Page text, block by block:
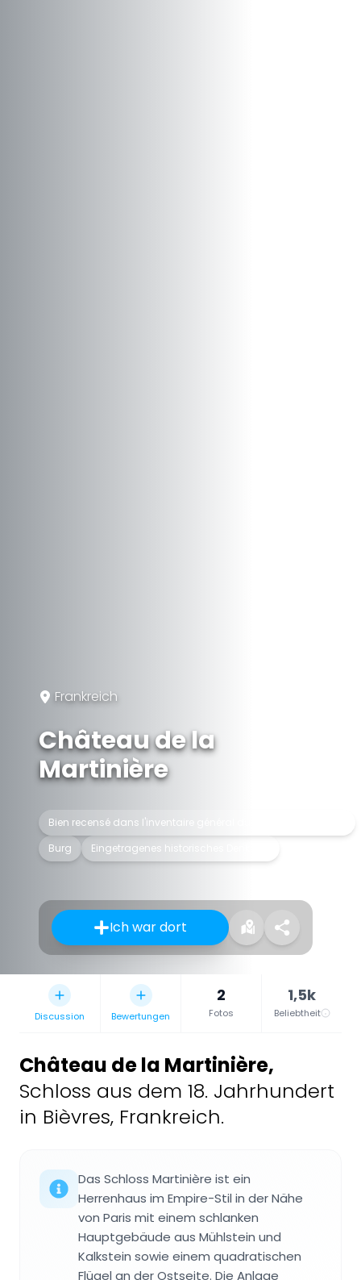
Frankreich
Château de la
Martinière
Bien recensé dans l'inventaire général du patrimoine culturel
Burg
Eingetragenes historisches Denkmal
Ich war dort
Discussion Bewertungen
2
Fotos
1,5k
Beliebtheit
Château de la Martinière,
Schloss aus dem 18. Jahrhundert
in Bièvres, Frankreich.
Das Schloss Martinière ist ein
Herrenhaus im Empire-Stil in der Nähe
von Paris mit einem schlanken
Hauptgebäude aus Mühlstein und
Kalkstein sowie einem quadratischen
Flügel an der Ostseite. Die Anlage